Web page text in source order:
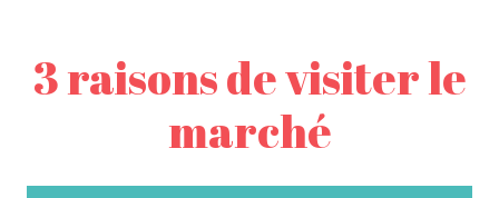
3 raisons de visiter le
marché